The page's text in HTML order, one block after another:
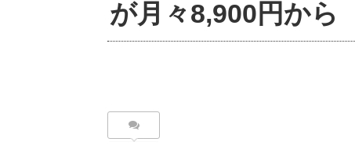
が月々8,900円から